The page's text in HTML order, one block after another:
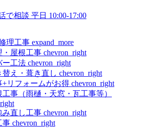
で相談 平日 10:00-17:00
理工事 expand_more
・屋根工事 chevron_right
ー工法 chevron_right
替え・葺き直し chevron_right
+リフォームがお得 chevron_right
事（雨樋・天窓・瓦工事等）
み直し工事 chevron_right
事 chevron_right